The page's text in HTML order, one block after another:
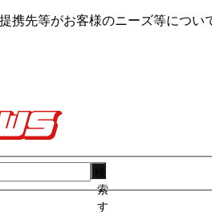
携先等がお客様のニーズ等につ
索
す